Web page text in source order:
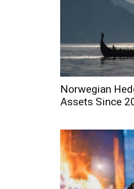
Norwegian
Assets Since